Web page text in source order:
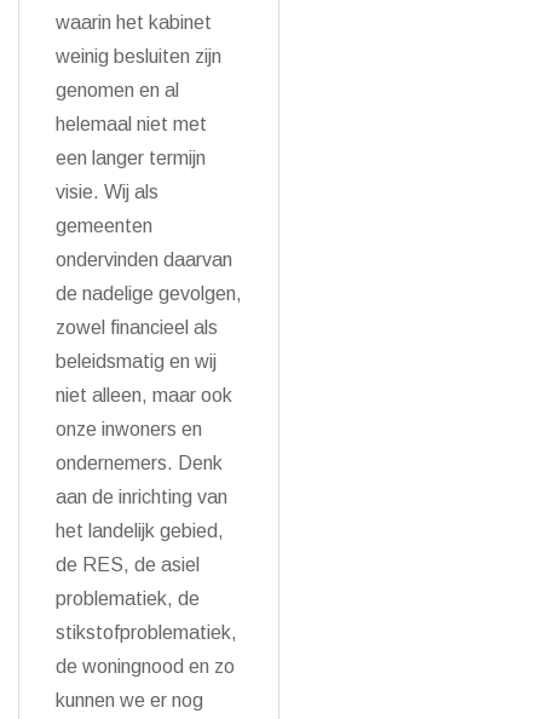
waarin het kabinet
weinig besluiten zijn
genomen en al
helemaal niet met
een langer termijn
visie. Wij als
gemeenten
ondervinden daarvan
de nadelige gevolgen,
zowel financieel als
beleidsmatig en wij
niet alleen, maar ook
onze inwoners en
ondernemers. Denk
aan de inrichting van
het landelijk gebied,
de RES, de asiel
problematiek, de
stikstofproblematiek,
de woningnood en zo
kunnen we er nog